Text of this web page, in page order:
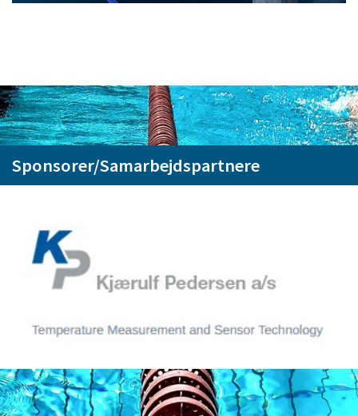
Sponsorer/Samarbejdspartnere